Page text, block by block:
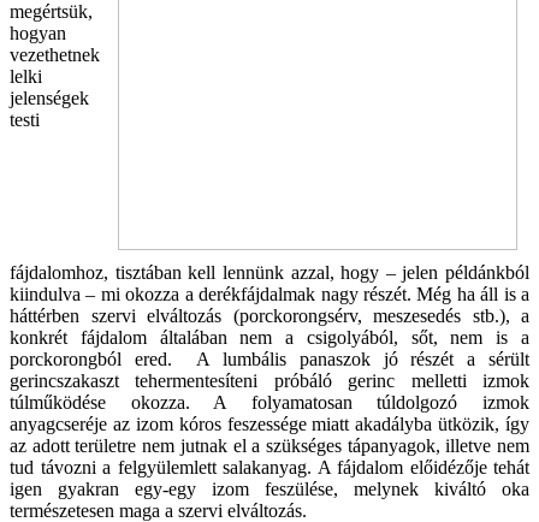
megértsük,
hogyan
vezethetnek
lelki
jelenségek
testi
fájdalomhoz, tisztában kell lennünk azzal, hogy – jelen példánkból
kiindulva – mi okozza a derékfájdalmak nagy részét. Még ha áll is a
háttérben szervi elváltozás (porckorongsérv, meszesedés stb.), a
konkrét fájdalom általában nem a csigolyából, sőt, nem is a
porckorongból ered. A lumbális panaszok jó részét a sérült
gerincszakaszt tehermentesíteni próbáló gerinc melletti izmok
túlműködése okozza. A folyamatosan túldolgozó izmok
anyagcseréje az izom kóros feszessége miatt akadályba ütközik, így
az adott területre nem jutnak el a szükséges tápanyagok, illetve nem
tud távozni a felgyülemlett salakanyag. A fájdalom előidézője tehát
igen gyakran egy-egy izom feszülése, melynek kiváltó oka
természetesen maga a szervi elváltozás.